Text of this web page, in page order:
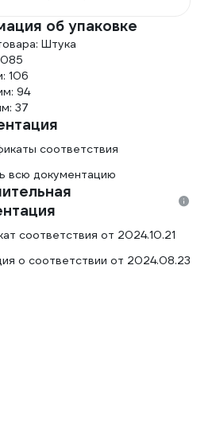
об упаковке
Штука
106
94
37
соответствия
всю документацию
соответствия от 2024.10.21
о соответствии от 2024.08.23